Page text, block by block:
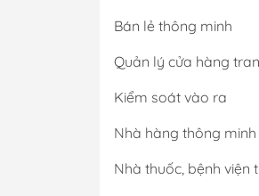
Bán lẻ thông minh
Quản lý cửa hàng
Kiểm soát vào ra
Nhà hàng thông minh
Nhà thuốc, bệnh viện